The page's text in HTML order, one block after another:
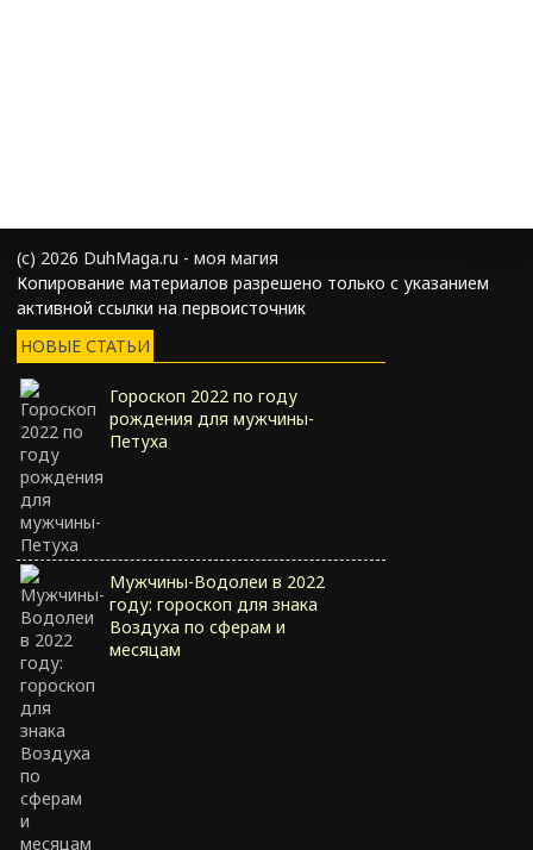
(с) 2026 DuhMaga.ru - моя магия
Копирование материалов разрешено только с указанием
активной ссылки на первоисточник
НОВЫЕ СТАТЬИ
Гороскоп 2022 по году
рождения для мужчины-
Петуха
Мужчины-Водолеи в 2022
году: гороскоп для знака
Воздуха по сферам и
месяцам